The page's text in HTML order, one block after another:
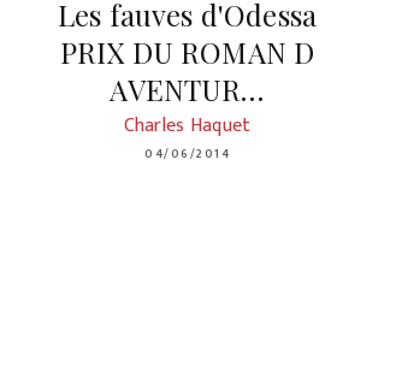
Les fauves d'Odessa
PRIX DU ROMAN D
AVENTUR…
Charles Haquet
04/06/2014